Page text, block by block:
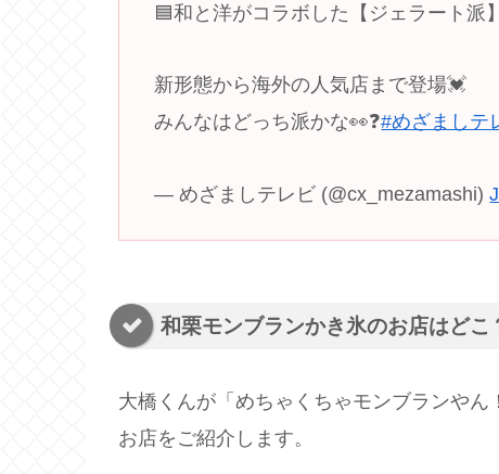
🟦和と洋がコラボした【ジェラート派
新形態から海外の人気店まで登場💓
みんなはどっち派かな👀❓#めざましテ
— めざましテレビ (@cx_mezamashi)
和栗モンブランかき氷のお店はどこ
大橋くんが「めちゃくちゃモンブランや
お店をご紹介します。